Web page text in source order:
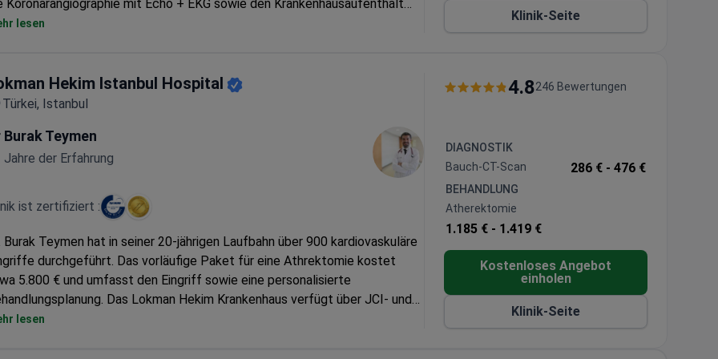
Koronarangiographie mit Echo + EKG sowie den Krankenhausaufenthalt
Für Fälle, die eine Stentimplantation erfordern, beläuft sich das
lesen Klinik-Seite
Hekim Istanbul Hospital
Türkei, Istanbul
Burak Teymen
Jahre der Erfahrung
ist zertifiziert :
Burak Teymen hat in seiner 20-jährigen Laufbahn über 900 kardiovaskuläre
durchgeführt. Das vorläufige Paket für eine Athrektomie kostet
5.800 € und umfasst den Eingriff sowie eine personalisierte
Das Lokman Hekim Krankenhaus verfügt über JCI- und
9001-Akkreditierungen, was die Einhaltung internationaler
lesen
4.8246 Bewertungen
DIAGNOSTIK
Bauch-CT-Scan
286 € - 476 €
BEHANDLUNG
Atherektomie
1.185 € - 1.419 €
Kostenloses Angebot
einholen
Klinik-Seite